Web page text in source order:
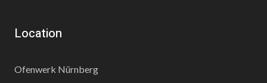
Location
Ofenwerk Nürnberg